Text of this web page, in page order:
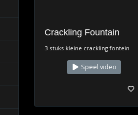
Crackling Fountain
3 stuks kleine crackling fontein
Speel video